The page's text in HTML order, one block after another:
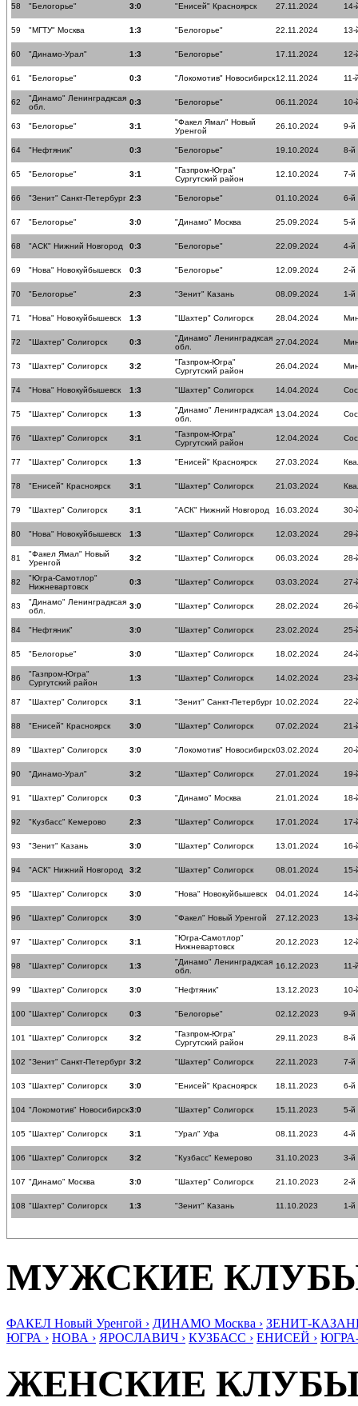
58 "Белогорье" 3:0 "Енисей" Красноярск 27.11.2024 14-
59 "МГТУ" Москва 1:3 "Белогорье" 22.11.2024 13-
60 "Динамо-Урал" 1:3 "Белогорье" 17.11.2024 12-
61 "Белогорье" 0:3 "Локомотив" Новосибирск12.11.2024 11-
62
"Динамо" Ленинградксая
обл.
0:3 "Белогорье" 06.11.2024 10-
63 "Белогорье" 3:1
"Факел Ямал" Новый
Уренгой
26.10.2024 9-й
64 "Нефтяник" 0:3 "Белогорье" 19.10.2024 8-й
65 "Белогорье" 3:1
"Газпром-Югра"
Сургутский район
12.10.2024 7-й
66 "Зенит" Санкт-Петербург 2:3 "Белогорье" 01.10.2024 6-й
67 "Белогорье" 3:0 "Динамо" Москва 25.09.2024 5-й
68 "АСК" Нижний Новгород 0:3 "Белогорье" 22.09.2024 4-й
69 "Нова" Новокуйбышевск 0:3 "Белогорье" 12.09.2024 2-й
70 "Белогорье" 2:3 "Зенит" Казань 08.09.2024 1-й
71 "Нова" Новокуйбышевск 1:3 "Шахтер" Солигорск 28.04.2024
72 "Шахтер" Солигорск 0:3
"Динамо" Ленинградксая
обл.
27.04.2024
73 "Шахтер" Солигорск 3:2
"Газпром-Югра"
Сургутский район
26.04.2024
74 "Нова" Новокуйбышевск 1:3 "Шахтер" Солигорск 14.04.2024
75 "Шахтер" Солигорск 1:3
"Динамо" Ленинградксая
обл.
13.04.2024
76 "Шахтер" Солигорск 3:1
"Газпром-Югра"
Сургутский район
12.04.2024
77 "Шахтер" Солигорск 1:3 "Енисей" Красноярск 27.03.2024
78 "Енисей" Красноярск 3:1 "Шахтер" Солигорск 21.03.2024
79 "Шахтер" Солигорск 3:1 "АСК" Нижний Новгород 16.03.2024 30-
80 "Нова" Новокуйбышевск 1:3 "Шахтер" Солигорск 12.03.2024 29-
81
"Факел Ямал" Новый
Уренгой
3:2 "Шахтер" Солигорск 06.03.2024 28-
82
"Югра-Самотлор"
Нижневартовск
0:3 "Шахтер" Солигорск 03.03.2024 27-
83
"Динамо" Ленинградксая
обл.
3:0 "Шахтер" Солигорск 28.02.2024 26-
84 "Нефтяник" 3:0 "Шахтер" Солигорск 23.02.2024 25-
85 "Белогорье" 3:0 "Шахтер" Солигорск 18.02.2024 24-
86
"Газпром-Югра"
Сургутский район
1:3 "Шахтер" Солигорск 14.02.2024 23-
87 "Шахтер" Солигорск 3:1 "Зенит" Санкт-Петербург 10.02.2024 22-
88 "Енисей" Красноярск 3:0 "Шахтер" Солигорск 07.02.2024 21-
89 "Шахтер" Солигорск 3:0 "Локомотив" Новосибирск03.02.2024 20-
90 "Динамо-Урал" 3:2 "Шахтер" Солигорск 27.01.2024 19-
91 "Шахтер" Солигорск 0:3 "Динамо" Москва 21.01.2024 18-
92 "Кузбасс" Кемерово 2:3 "Шахтер" Солигорск 17.01.2024 17-
93 "Зенит" Казань 3:0 "Шахтер" Солигорск 13.01.2024 16-
94 "АСК" Нижний Новгород 3:2 "Шахтер" Солигорск 08.01.2024 15-
95 "Шахтер" Солигорск 3:0 "Нова" Новокуйбышевск 04.01.2024 14-
96 "Шахтер" Солигорск 3:0 "Факел" Новый Уренгой 27.12.2023 13-
97 "Шахтер" Солигорск 3:1
"Югра-Самотлор"
Нижневартовск
20.12.2023 12-
98 "Шахтер" Солигорск 1:3
"Динамо" Ленинградксая
обл.
16.12.2023 11-
99 "Шахтер" Солигорск 3:0 "Нефтяник" 13.12.2023 10-
100 "Шахтер" Солигорск 0:3 "Белогорье" 02.12.2023 9-й
101 "Шахтер" Солигорск 3:2
"Газпром-Югра"
Сургутский район
29.11.2023 8-й
102 "Зенит" Санкт-Петербург 3:2 "Шахтер" Солигорск 22.11.2023 7-й
103 "Шахтер" Солигорск 3:0 "Енисей" Красноярск 18.11.2023 6-й
104 "Локомотив" Новосибирск3:0 "Шахтер" Солигорск 15.11.2023 5-й
105 "Шахтер" Солигорск 3:1 "Урал" Уфа 08.11.2023 4-й
106 "Шахтер" Солигорск 3:2 "Кузбасс" Кемерово 31.10.2023 3-й
107 "Динамо" Москва 3:0 "Шахтер" Солигорск 21.10.2023 2-й
108 "Шахтер" Солигорск 1:3 "Зенит" Казань 11.10.2023 1-й
МУЖСКИЕ
ФАКЕЛ Новый Уренгой › ДИНАМО Москва › ЗЕНИТ-
ЮГРА › НОВА › ЯРОСЛАВИЧ › КУЗБАСС › ЕНИСЕЙ ›
ЖЕНСКИЕ